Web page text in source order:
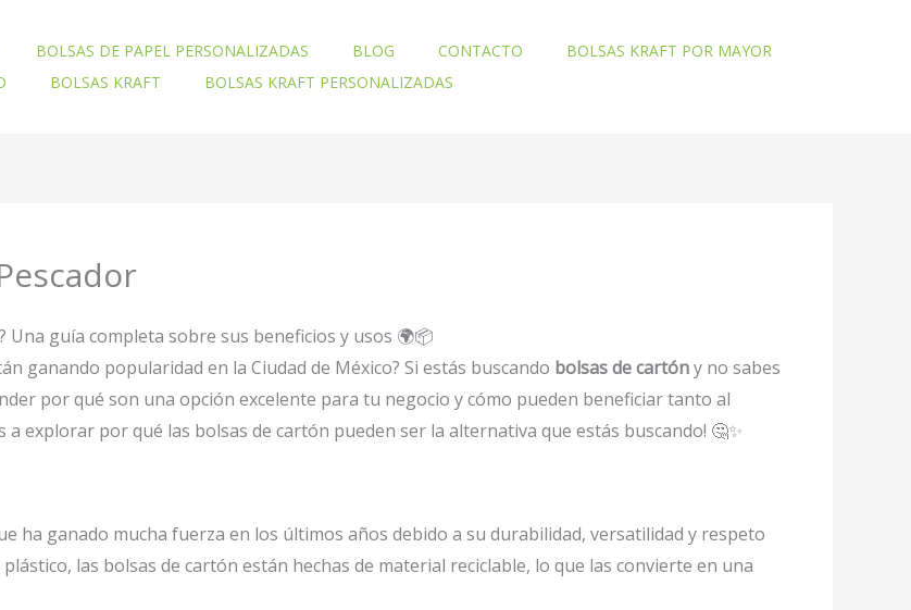
BOLSAS DE PAPEL PERSONALIZADAS BLOG CONTACTO
BOLSAS KRAFT POR MAYOR
BOLSAS KRAFT BOLSAS KRAFT PERSONALIZADAS
Una guía completa sobre sus beneficios y usos 🌍📦
ganando popularidad en la Ciudad de México? Si estás buscando bolsas de cartóny no sabes
por qué son una opción excelente para tu negocio y cómo pueden beneficiar tanto al
a explorar por qué las bolsas de cartón pueden ser la alternativa que estás buscando! 🤔✨
ha ganado mucha fuerza en los últimos años debido a su durabilidad, versatilidad y respeto
las bolsas de cartón están hechas de material reciclable, lo que las convierte en una